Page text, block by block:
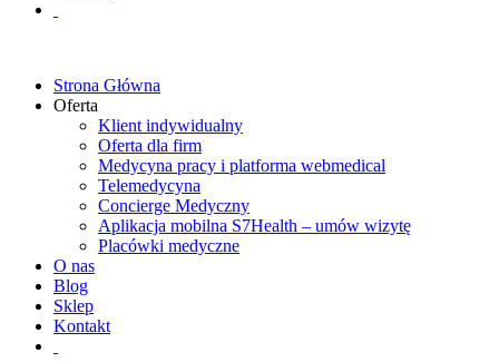
Strona Główna
Oferta
Klient indywidualny
Oferta dla firm
Medycyna pracy i platforma webmedical
Telemedycyna
Concierge Medyczny
Aplikacja mobilna S7Health – umów wizytę
Placówki medyczne
O nas
Blog
Sklep
Kontakt